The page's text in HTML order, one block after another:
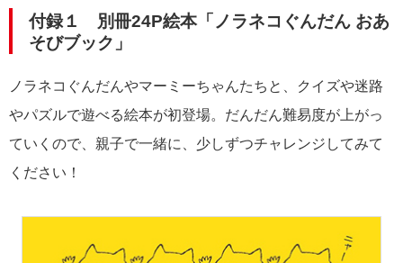
付録１ 別冊24P絵本「ノラネコぐんだん おあ
そびブック」
ノラネコぐんだんやマーミーちゃんたちと、クイズや迷路
やパズルで遊べる絵本が初登場。だんだん難易度が上がっ
ていくので、親子で一緒に、少しずつチャレンジしてみて
ください！